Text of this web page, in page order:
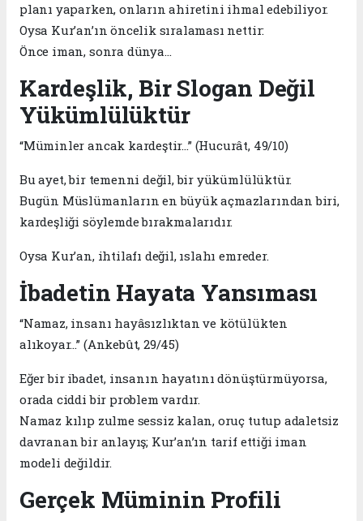
planı yaparken, onların ahiretini ihmal edebiliyor.
Oysa Kur’an’ın öncelik sıralaması nettir:
Önce iman, sonra dünya…
Kardeşlik, Bir Slogan Değil
Yükümlülüktür
“Müminler ancak kardeştir…” (Hucurât, 49/10)
Bu ayet, bir temenni değil, bir yükümlülüktür.
Bugün Müslümanların en büyük açmazlarından biri,
kardeşliği söylemde bırakmalarıdır.
Oysa Kur’an, ihtilafı değil, ıslahı emreder.
İbadetin Hayata Yansıması
“Namaz, insanı hayâsızlıktan ve kötülükten
alıkoyar…” (Ankebût, 29/45)
Eğer bir ibadet, insanın hayatını dönüştürmüyorsa,
orada ciddi bir problem vardır.
Namaz kılıp zulme sessiz kalan, oruç tutup adaletsiz
davranan bir anlayış; Kur’an’ın tarif ettiği iman
modeli değildir.
Gerçek Müminin Profili